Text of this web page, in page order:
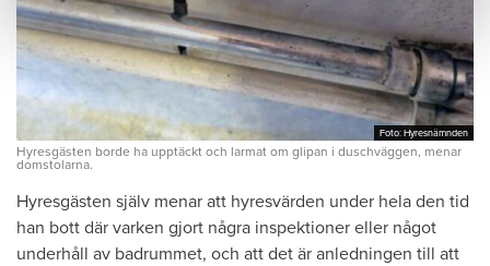
Foto: Hyresnämnden
Foto: Hyresnämnden
Hyresgästen borde ha upptäckt och larmat om glipan i duschväggen, menar
domstolarna.
Hyresgästen själv menar att hyresvärden under hela den tid
han bott där varken gjort några inspektioner eller något
underhåll av badrummet, och att det är anledningen till att